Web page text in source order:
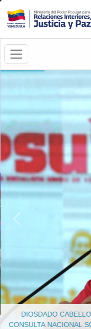
DIOSDADO
CONSULTA NACIONAL
Anterior